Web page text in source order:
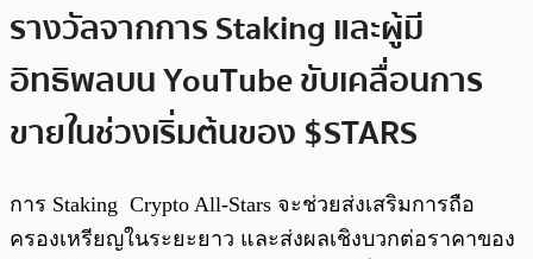
รางวัลจากการ Staking และผู้มี
อิทธิพลบน YouTube ขับเคลื่อนการ
ขายในช่วงเริ่มต้นของ $STARS
การ Staking Crypto All-Stars จะช่วยส่งเสริมการถือ
ครองเหรียญในระยะยาว และส่งผลเชิงบวกต่อราคาของ